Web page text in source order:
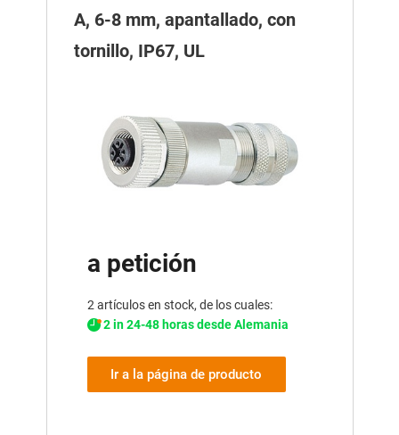
A, 6-8 mm, apantallado, con
tornillo, IP67, UL
a petición
2 artículos en stock, de los cuales:
2 in 24-48 horas desde Alemania
Ir a la página de producto